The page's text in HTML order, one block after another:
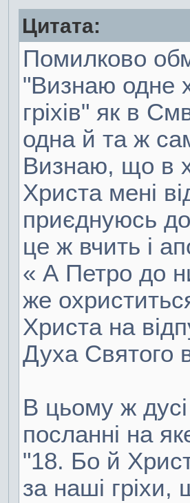
Цитата:
Помилково
"Визнаю одне
гріхів" як в
одна й та ж
Визнаю, що в
Христа мені
приєднуюсь
це ж вчить і
« А Петро до
же
Христа на
Духа Святого
В цьому ж
посланні на
"18. Бо й
за наші